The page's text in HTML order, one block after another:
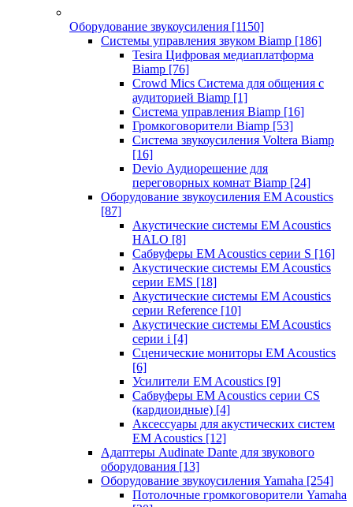
Оборудование звукоусиления [1150]
Системы управления звуком Biamp [186]
Tesira Цифровая медиаплатформа
Biamp [76]
Crowd Mics Система для общения с
аудиторией Biamp [1]
Система управления Biamp [16]
Громкоговорители Biamp [53]
Система звукоусиления Voltera Biamp
[16]
Devio Аудиорешение для
переговорных комнат Biamp [24]
Оборудование звукоусиления EM Acoustics
[87]
Акустические системы EM Acoustics
HALO [8]
Сабвуферы EM Acoustics серии S [16]
Акустические системы EM Acoustics
серии EMS [18]
Акустические системы EM Acoustics
серии Reference [10]
Акустические системы EM Acoustics
серии i [4]
Сценические мониторы EM Acoustics
[6]
Усилители EM Acoustics [9]
Сабвуферы EM Acoustics серии CS
(кардиоидные) [4]
Аксессуары для акустических систем
EM Acoustics [12]
Адаптеры Audinate Dante для звукового
оборудования [13]
Оборудование звукоусиления Yamaha [254]
Потолочные громкоговорители Yamaha